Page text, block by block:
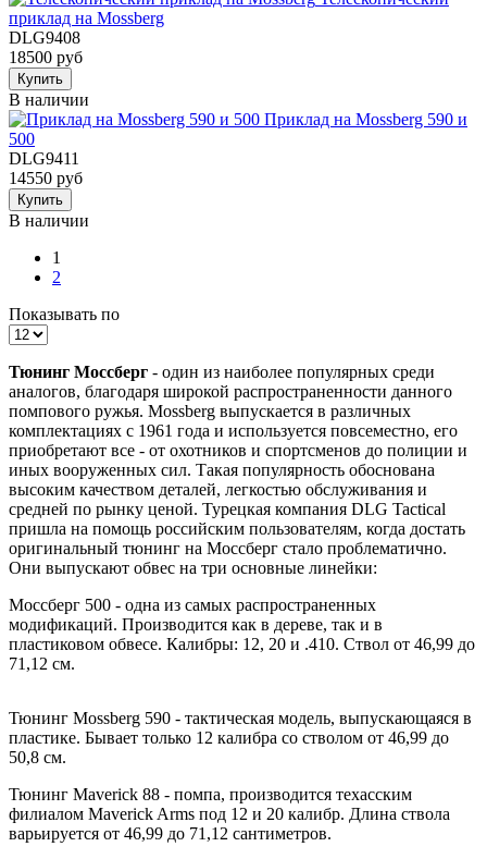
приклад на Mossberg
DLG9408
18500 руб
Купить
В наличии
Приклад на Mossberg 590 и
500
DLG9411
14550 руб
Купить
В наличии
1
2
Показывать по
Тюнинг Моссберг - один из наиболее популярных среди
аналогов, благодаря широкой распространенности данного
помпового ружья. Mossberg выпускается в различных
комплектациях с 1961 года и используется повсеместно, его
приобретают все - от охотников и спортсменов до полиции и
иных вооруженных сил. Такая популярность обоснована
высоким качеством деталей, легкостью обслуживания и
средней по рынку ценой. Турецкая компания DLG Tactical
пришла на помощь российским пользователям, когда достать
оригинальный тюнинг на Моссберг стало проблематично.
Они выпускают обвес на три основные линейки:
Моссберг 500 - одна из самых распространенных
модификаций. Производится как в дереве, так и в
пластиковом обвесе. Калибры: 12, 20 и .410. Ствол от 46,99 до
71,12 см.
Тюнинг Mossberg 590 - тактическая модель, выпускающаяся в
пластике. Бывает только 12 калибра со стволом от 46,99 до
50,8 см.
Тюнинг Maverick 88 - помпа, производится техасским
филиалом Maverick Arms под 12 и 20 калибр. Длина ствола
варьируется от 46,99 до 71,12 сантиметров.